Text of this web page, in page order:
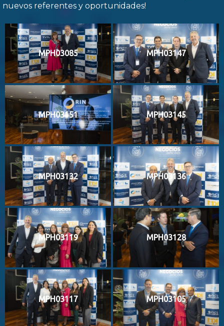
nuevos referentes y oportunidades!
MPH03085 MPH03147
MPH03151 MPH03145
MPH03132 MPH03136
MPH03119 MPH03128
MPH03117 MPH03105